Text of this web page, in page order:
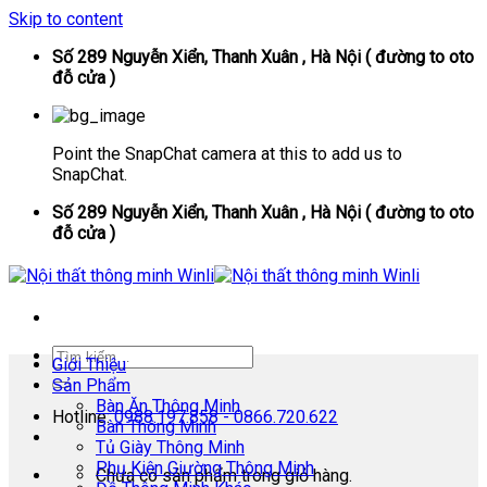
Skip to content
Số 289 Nguyễn Xiển, Thanh Xuân , Hà Nội ( đường to oto
đỗ cửa )
Point the SnapChat camera at this to add us to
SnapChat.
Số 289 Nguyễn Xiển, Thanh Xuân , Hà Nội ( đường to oto
đỗ cửa )
Hotline:0988.197.858 - 0866.720.622
Chưa có sản phẩm trong giỏ hàng.
Giới Thiệu
Sản Phẩm
Bàn Ăn Thông Minh
Bàn Thông Minh
Tủ Giày Thông Minh
Phụ Kiện Giường Thông Minh